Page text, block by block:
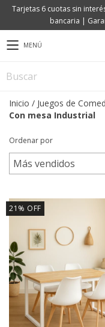
Tarjetas 6 cuotas sin
bancaria |
MENÚ
Inicio / Juegos de
Con mesa Industrial
Ordenar por
21 % OFF